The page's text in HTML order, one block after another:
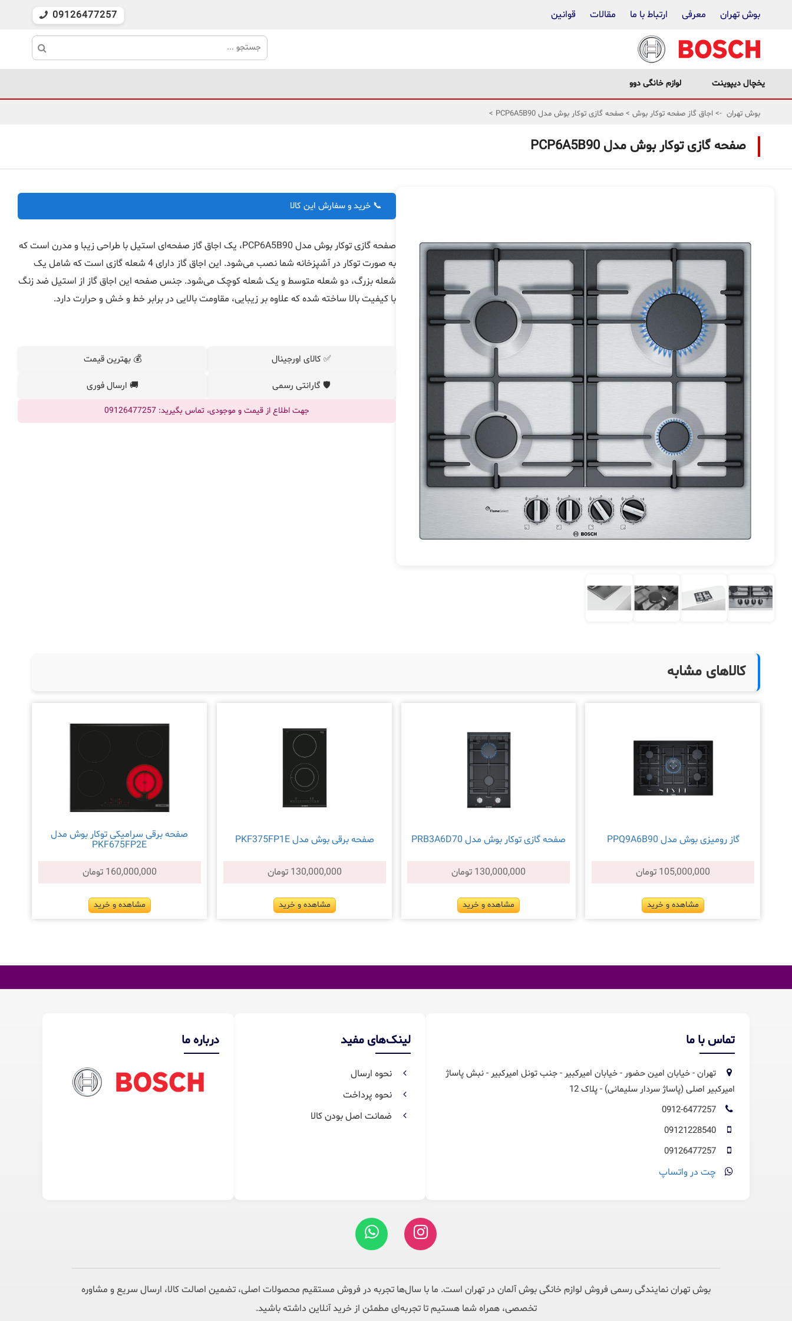
بوش تهران معرفی ارتباط با ما مقالات قوانین 09126477257
یخچال دیپوینت لوازم خانگی دوو
بوش تهران -> اجاق گاز صفحه توکار بوش > صفحه گازی توکار بوش مدل PCP6A5B90 >
صفحه گازی توکار بوش مدل PCP6A5B90
📞 خرید و سفارش این کالا
صفحه گازی توکار بوش مدل PCP6A5B90، یک اجاق گاز صفحه‌ای استیل با طراحی زیبا و مدرن است که
به صورت توکار در آشپزخانه شما نصب می‌شود. این اجاق گاز دارای 4 شعله گازی است که شامل یک
شعله بزرگ، دو شعله متوسط و یک شعله کوچک می‌شود. جنس صفحه این اجاق گاز از استیل ضد زنگ
با کیفیت بالا ساخته شده که علاوه بر زیبایی، مقاومت بالایی در برابر خط و خش و حرارت دارد.
✅ کالای اورجینال 💰 بهترین قیمت
🛡️ گارانتی رسمی 🚚 ارسال فوری
جهت اطلاع از قیمت و موجودی، تماس بگیرید: 09126477257
کالاهای مشابه
گاز رومیزی بوش مدل PPQ9A6B90
105,000,000 تومان
مشاهده و خرید
صفحه گازی توکار بوش مدل PRB3A6D70
130,000,000 تومان
مشاهده و خرید
صفحه برقی بوش مدل PKF375FP1E
130,000,000 تومان
مشاهده و خرید
صفحه برقی سرامیکی توکار بوش مدل
PKF675FP2E
160,000,000 تومان
مشاهده و خرید
تماس با ما
تهران - خیابان امین حضور - خیابان امیرکبیر - جنب تونل امیرکبیر - نبش پاساژ
امیرکبیر اصلی (پاساژ سردار سلیمانی) - پلاک 12
چت در واتساپ
لینک‌های مفید
نحوه ارسال
نحوه پرداخت
ضمانت اصل بودن کالا
درباره ما
بوش تهران نمایندگی رسمی فروش لوازم خانگی بوش آلمان در تهران است. ما با سال‌ها تجربه در فروش مستقیم محصولات اصلی، تضمین اصالت کالا، ارسال سریع و مشاوره
تخصصی، همراه شما هستیم تا تجربه‌ای مطمئن از خرید آنلاین داشته باشید.